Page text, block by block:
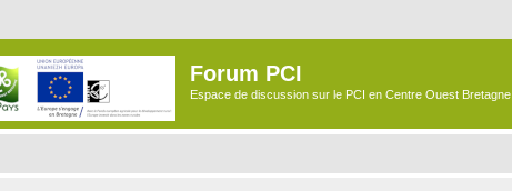
Forum PCI
Espace de discussion sur le PCI en Centre Ouest Bretagne